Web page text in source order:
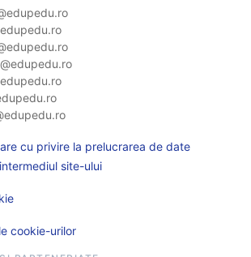
cu privire la prelucrarea de date
site-ului
cookie-urilor